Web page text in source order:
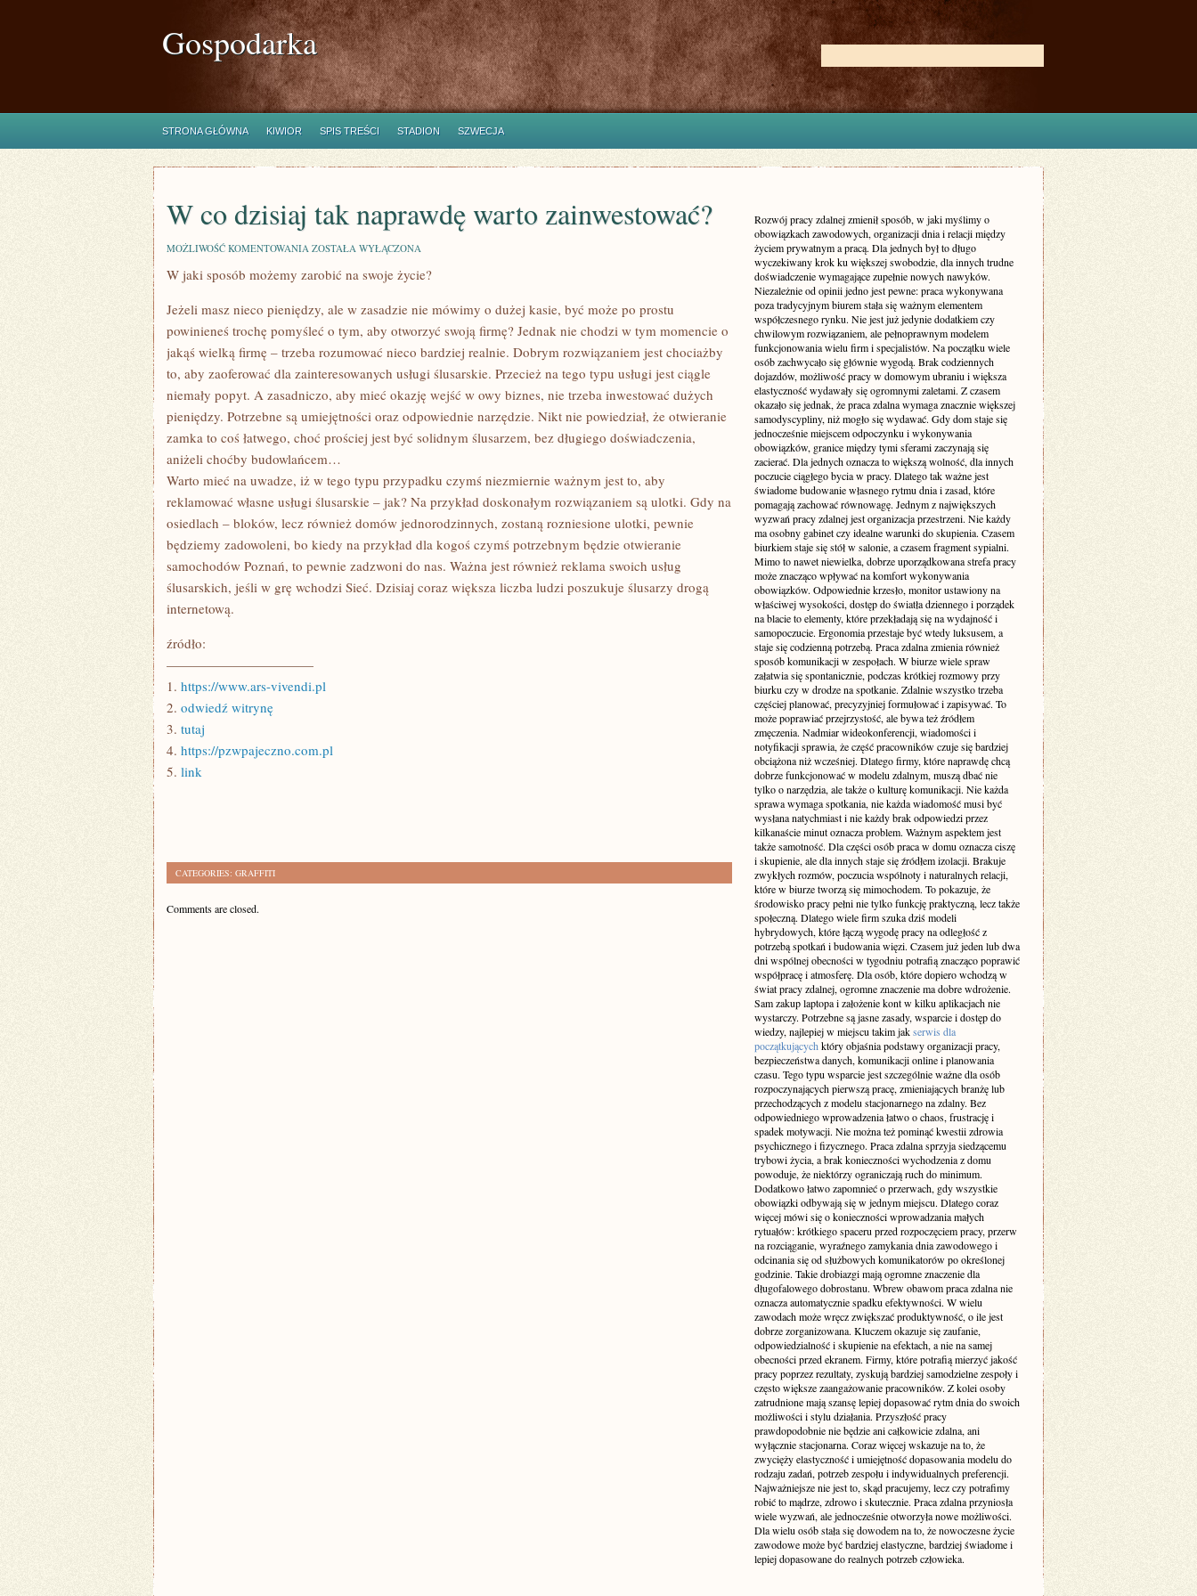
Gospodarka
STRONA GŁÓWNA KIWIOR SPIS TREŚCI STADION SZWECJA
W co dzisiaj tak naprawdę warto zainwestować?
MOŻLIWOŚĆ KOMENTOWANIA W
DZISIAJ
WARTO
ZAINWESTOWAĆ?
ZOSTAŁA WYŁĄCZONA
W jaki sposób możemy zarobić na swoje życie?
Jeżeli masz nieco pieniędzy, ale w zasadzie nie mówimy o dużej kasie, być może po prostu
powinieneś trochę pomyśleć o tym, aby otworzyć swoją firmę? Jednak nie chodzi w tym momencie o
jakąś wielką firmę – trzeba rozumować nieco bardziej realnie. Dobrym rozwiązaniem jest chociażby
to, aby zaoferować dla zainteresowanych usługi ślusarskie. Przecież na tego typu usługi jest ciągle
niemały popyt. A zasadniczo, aby mieć okazję wejść w owy biznes, nie trzeba inwestować dużych
pieniędzy. Potrzebne są umiejętności oraz odpowiednie narzędzie. Nikt nie powiedział, że otwieranie
zamka to coś łatwego, choć prościej jest być solidnym ślusarzem, bez długiego doświadczenia,
aniżeli choćby budowlańcem…
Warto mieć na uwadze, iż w tego typu przypadku czymś niezmiernie ważnym jest to, aby
reklamować własne usługi ślusarskie – jak? Na przykład doskonałym rozwiązaniem są ulotki. Gdy na
osiedlach – bloków, lecz również domów jednorodzinnych, zostaną rozniesione ulotki, pewnie
będziemy zadowoleni, bo kiedy na przykład dla kogoś czymś potrzebnym będzie otwieranie
samochodów Poznań, to pewnie zadzwoni do nas. Ważna jest również reklama swoich usług
ślusarskich, jeśli w grę wchodzi Sieć. Dzisiaj coraz większa liczba ludzi poszukuje ślusarzy drogą
internetową.
źródło:
———————————
1. https://www.ars-vivendi.pl
2. odwiedź witrynę
3. tutaj
4. https://pzwpajeczno.com.pl
5. link
CATEGORIES: GRAFFITI
Comments are closed.
Rozwój pracy zdalnej zmienił sposób, w jaki myślimy o
obowiązkach zawodowych, organizacji dnia i relacji między
życiem prywatnym a pracą. Dla jednych był to długo
wyczekiwany krok ku większej swobodzie, dla innych trudne
doświadczenie wymagające zupełnie nowych nawyków.
Niezależnie od opinii jedno jest pewne: praca wykonywana
poza tradycyjnym biurem stała się ważnym elementem
współczesnego rynku. Nie jest już jedynie dodatkiem czy
chwilowym rozwiązaniem, ale pełnoprawnym modelem
funkcjonowania wielu firm i specjalistów. Na początku wiele
osób zachwycało się głównie wygodą. Brak codziennych
dojazdów, możliwość pracy w domowym ubraniu i większa
elastyczność wydawały się ogromnymi zaletami. Z czasem
okazało się jednak, że praca zdalna wymaga znacznie większej
samodyscypliny, niż mogło się wydawać. Gdy dom staje się
jednocześnie miejscem odpoczynku i wykonywania
obowiązków, granice między tymi sferami zaczynają się
zacierać. Dla jednych oznacza to większą wolność, dla innych
poczucie ciągłego bycia w pracy. Dlatego tak ważne jest
świadome budowanie własnego rytmu dnia i zasad, które
pomagają zachować równowagę. Jednym z największych
wyzwań pracy zdalnej jest organizacja przestrzeni. Nie każdy
ma osobny gabinet czy idealne warunki do skupienia. Czasem
biurkiem staje się stół w salonie, a czasem fragment sypialni.
Mimo to nawet niewielka, dobrze uporządkowana strefa pracy
może znacząco wpływać na komfort wykonywania
obowiązków. Odpowiednie krzesło, monitor ustawiony na
właściwej wysokości, dostęp do światła dziennego i porządek
na blacie to elementy, które przekładają się na wydajność i
samopoczucie. Ergonomia przestaje być wtedy luksusem, a
staje się codzienną potrzebą. Praca zdalna zmienia również
sposób komunikacji w zespołach. W biurze wiele spraw
załatwia się spontanicznie, podczas krótkiej rozmowy przy
biurku czy w drodze na spotkanie. Zdalnie wszystko trzeba
częściej planować, precyzyjniej formułować i zapisywać. To
może poprawiać przejrzystość, ale bywa też źródłem
zmęczenia. Nadmiar wideokonferencji, wiadomości i
notyfikacji sprawia, że część pracowników czuje się bardziej
obciążona niż wcześniej. Dlatego firmy, które naprawdę chcą
dobrze funkcjonować w modelu zdalnym, muszą dbać nie
tylko o narzędzia, ale także o kulturę komunikacji. Nie każda
sprawa wymaga spotkania, nie każda wiadomość musi być
wysłana natychmiast i nie każdy brak odpowiedzi przez
kilkanaście minut oznacza problem. Ważnym aspektem jest
także samotność. Dla części osób praca w domu oznacza ciszę
i skupienie, ale dla innych staje się źródłem izolacji. Brakuje
zwykłych rozmów, poczucia wspólnoty i naturalnych relacji,
które w biurze tworzą się mimochodem. To pokazuje, że
środowisko pracy pełni nie tylko funkcję praktyczną, lecz także
społeczną. Dlatego wiele firm szuka dziś modeli
hybrydowych, które łączą wygodę pracy na odległość z
potrzebą spotkań i budowania więzi. Czasem już jeden lub dwa
dni wspólnej obecności w tygodniu potrafią znacząco poprawić
współpracę i atmosferę. Dla osób, które dopiero wchodzą w
świat pracy zdalnej, ogromne znaczenie ma dobre wdrożenie.
Sam zakup laptopa i założenie kont w kilku aplikacjach nie
wystarczy. Potrzebne są jasne zasady, wsparcie i dostęp do
wiedzy, najlepiej w miejscu takim jakserwis dla
początkujących który objaśnia podstawy organizacji pracy,
bezpieczeństwa danych, komunikacji online i planowania
czasu. Tego typu wsparcie jest szczególnie ważne dla osób
rozpoczynających pierwszą pracę, zmieniających branżę lub
przechodzących z modelu stacjonarnego na zdalny. Bez
odpowiedniego wprowadzenia łatwo o chaos, frustrację i
spadek motywacji. Nie można też pominąć kwestii zdrowia
psychicznego i fizycznego. Praca zdalna sprzyja siedzącemu
trybowi życia, a brak konieczności wychodzenia z domu
powoduje, że niektórzy ograniczają ruch do minimum.
Dodatkowo łatwo zapomnieć o przerwach, gdy wszystkie
obowiązki odbywają się w jednym miejscu. Dlatego coraz
więcej mówi się o konieczności wprowadzania małych
rytuałów: krótkiego spaceru przed rozpoczęciem pracy, przerw
na rozciąganie, wyraźnego zamykania dnia zawodowego i
odcinania się od służbowych komunikatorów po określonej
godzinie. Takie drobiazgi mają ogromne znaczenie dla
długofalowego dobrostanu. Wbrew obawom praca zdalna nie
oznacza automatycznie spadku efektywności. W wielu
zawodach może wręcz zwiększać produktywność, o ile jest
dobrze zorganizowana. Kluczem okazuje się zaufanie,
odpowiedzialność i skupienie na efektach, a nie na samej
obecności przed ekranem. Firmy, które potrafią mierzyć jakość
pracy poprzez rezultaty, zyskują bardziej samodzielne zespoły i
często większe zaangażowanie pracowników. Z kolei osoby
zatrudnione mają szansę lepiej dopasować rytm dnia do swoich
możliwości i stylu działania. Przyszłość pracy
prawdopodobnie nie będzie ani całkowicie zdalna, ani
wyłącznie stacjonarna. Coraz więcej wskazuje na to, że
zwycięży elastyczność i umiejętność dopasowania modelu do
rodzaju zadań, potrzeb zespołu i indywidualnych preferencji.
Najważniejsze nie jest to, skąd pracujemy, lecz czy potrafimy
robić to mądrze, zdrowo i skutecznie. Praca zdalna przyniosła
wiele wyzwań, ale jednocześnie otworzyła nowe możliwości.
Dla wielu osób stała się dowodem na to, że nowoczesne życie
zawodowe może być bardziej elastyczne, bardziej świadome i
lepiej dopasowane do realnych potrzeb człowieka.